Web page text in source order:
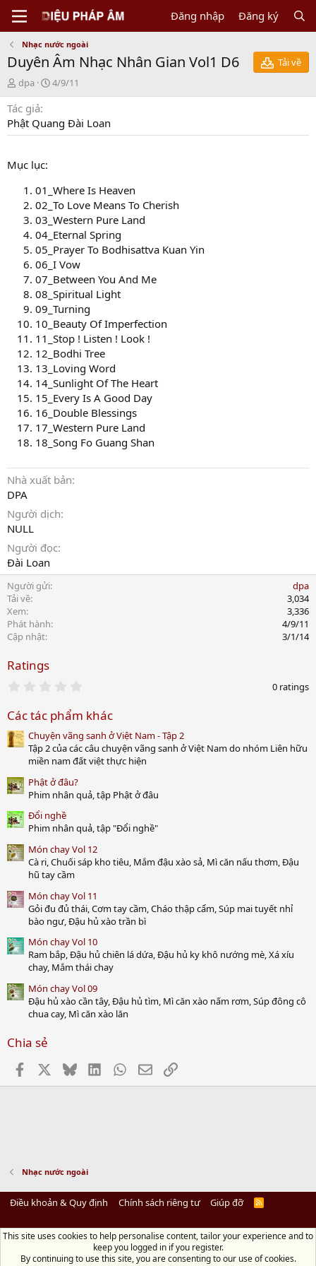
Đăng nhập Đăng ký
Nhạc nước ngoài
Duyên Âm Nhạc Nhân Gian Vol1 D6
Tải về
N
g
ư
ờ
i
i
dpa
C
r
a
t
a
t
e
4/9/11
Tác giả
Phật Quang Đài Loan
Mục lục:
01_Where Is Heaven
02_To Love Means To Cherish
03_Western Pure Land
04_Eternal Spring
05_Prayer To Bodhisattva Kuan Yin
06_I Vow
07_Between You And Me
08_Spiritual Light
09_Turning
10_Beauty Of Imperfection
11_Stop ! Listen ! Look !
12_Bodhi Tree
13_Loving Word
14_Sunlight Of The Heart
15_Every Is A Good Day
16_Double Blessings
17_Western Pure Land
18_Song Fo Guang Shan
Nhà xuất bản
DPA
Người dịch
NULL
Người đọc
Đài Loan
Người gửi
dpa
Tải về
3,034
Xem
3,336
Phát hành
4/9/11
Cập nhật
3/1/14
Ratings
0
t
a
r
(
)
0 ratings
Các tác phẩm khác
Chuyện vãng sanh ở Việt Nam - Tập 2
Tập 2 của các câu chuyện vãng sanh ở Việt Nam do nhóm Liên hữu
miền nam đất việt thực hiện
Phật ở đâu?
Phim nhân quả, tập Phật ở đâu
Đổi nghề
Phim nhân quả, tập "Đổi nghề"
Món chay Vol 12
Cà ri, Chuối sáp kho tiêu, Mắm đậu xào sả, Mì căn nấu thơm, Đậu
hũ tay cầm
Món chay Vol 11
Gỏi đu đủ thái, Cơm tay cầm, Cháo thập cẩm, Súp mai tuyết nhỉ
bào ngư, Đậu hủ xào trần bì
Món chay Vol 10
Ram bắp, Đậu hủ chiên lá dứa, Đậu hủ ky khô nướng mè, Xá xíu
chay, Mắm thái chay
Món chay Vol 09
Đậu hủ xào cần tây, Đậu hủ tìm, Mì căn xào nấm rơm, Súp đông cô
chua cay, Mì căn xào lăn
Chia sẻ
Facebook BlueskyLinkedInWhatsApp
EmailLink
Nhạc nước ngoài
Điều khoản & Quy định Chính sách riêng tư Giúp đỡ
R
Diệu Pháp Âm
Chùa Diệu Pháp - Số 72/14 Phú Mỹ, Phú Hòa Đông, Củ Chi, TP.HCM
đồ)
This site uses cookies to help personalise content, tailor your experience and to
keep you logged in if you register.
By continuing to use this site, you are consenting to our use of cookies.